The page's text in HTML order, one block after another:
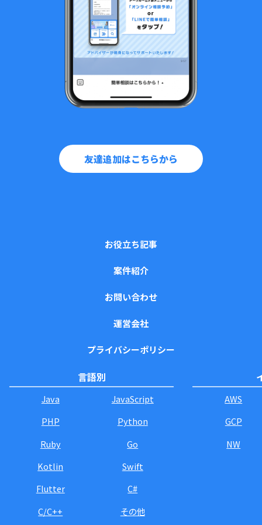
友達追加はこちらから
お役立ち記事
案件紹介
お問い合わせ
運営会社
プライバシーポリシー
言語別
Java
JavaScript
PHP
Python
Ruby
Go
Kotlin
Swift
Flutter
C#
C/C++
その他
AWS
GCP
NW